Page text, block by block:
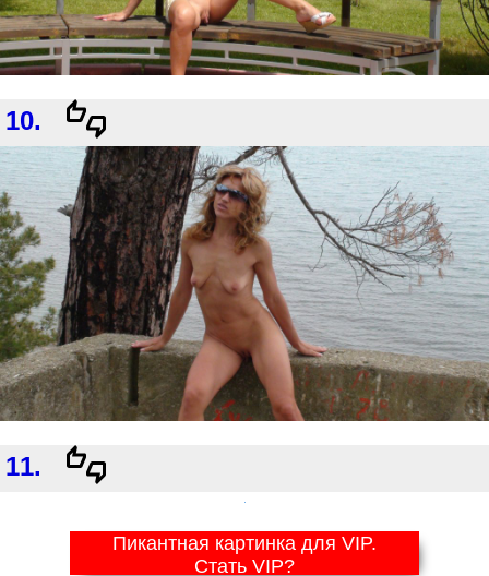
10.
11.
Пикантная картинка для VIP.
Стать VIP?